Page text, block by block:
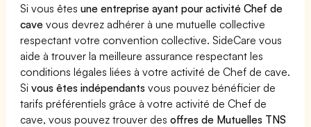
Si vous êtesune entreprise ayant pour activité Chef de
cave vous devrez adhérer à une mutuelle collective
respectant votre convention collective. SideCare vous
aide à trouver la meilleure assurance respectant les
conditions légales liées à votre activité de Chef de cave.
Sivous êtes indépendants vous pouvez bénéficier de
tarifs préférentiels grâce à votre activité de Chef de
cave, vous pouvez trouver desoffres de Mutuelles TNS